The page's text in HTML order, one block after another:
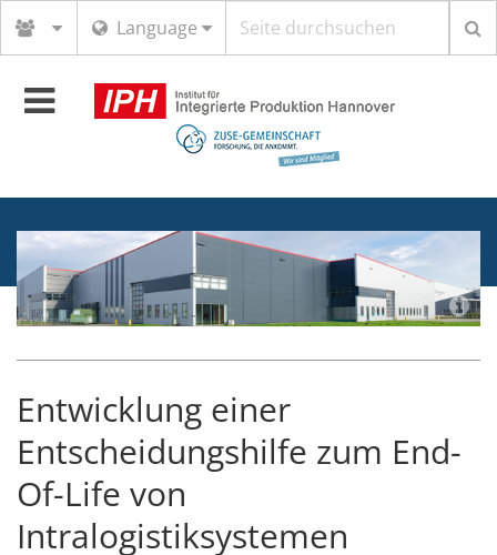
Language
Toggle
navigation
Entwicklung einer
Entscheidungshilfe zum End-
Of-Life von
Intralogistiksystemen